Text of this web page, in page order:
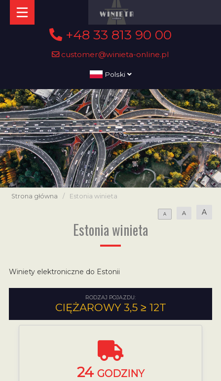
+48 33 813 90 00
customer@winieta-online.pl
Polski
Strona główna / Estonia winieta
A A A
Estonia winieta
Winiety elektroniczne do Estonii
RODZAJ POJAZDU:
CIĘŻAROWY 3,5 ≥ 12T
24 GODZINY